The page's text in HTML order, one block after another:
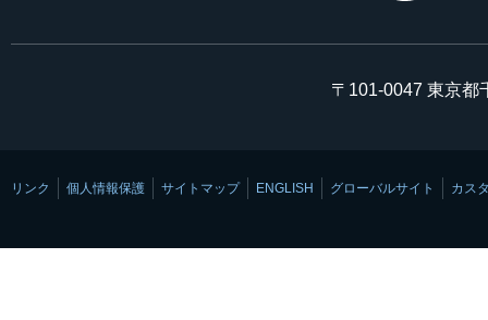
〒101-0047 東京都
リンク 個人情報保護 サイトマップ ENGLISH グローバルサイト カス